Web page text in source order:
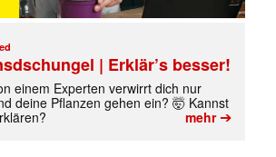
| Erklär’s besser!
einem Experten verwirrt dich nur
deine Pflanzen gehen ein? 🤯 Kannst
mehr➔